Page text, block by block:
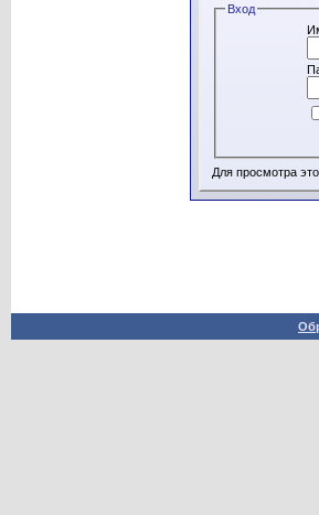
Вход
Для просмотра